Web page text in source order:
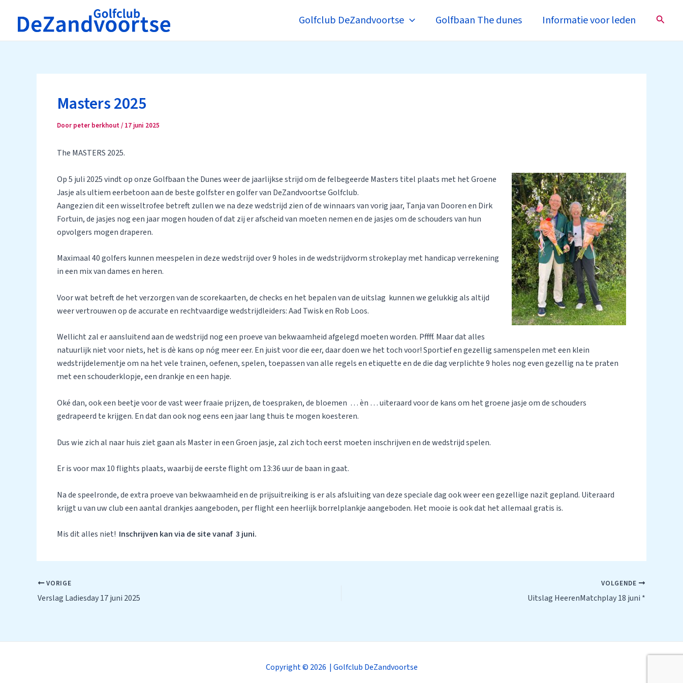
Golfclub DeZandvoortse Golfbaan The dunes Informatie voor leden Zoeken
Masters 2025
Door peter berkhout/ 17 juni 2025
The MASTERS 2025.
Op 5 juli 2025 vindt op onze Golfbaan the Dunes weer de jaarlijkse strijd om de felbegeerde Masters titel plaats met het Groene
Jasje als ultiem eerbetoon aan de beste golfster en golfer van DeZandvoortse Golfclub.
Aangezien dit een wisseltrofee betreft zullen we na deze wedstrijd zien of de winnaars van vorig jaar, Tanja van Dooren en Dirk
Fortuin, de jasjes nog een jaar mogen houden of dat zij er afscheid van moeten nemen en de jasjes om de schouders van hun
opvolgers mogen draperen.
Maximaal 40 golfers kunnen meespelen in deze wedstrijd over 9 holes in de wedstrijdvorm strokeplay met handicap verrekening
in een mix van dames en heren.
Voor wat betreft de het verzorgen van de scorekaarten, de checks en het bepalen van de uitslag kunnen we gelukkig als altijd
weer vertrouwen op de accurate en rechtvaardige wedstrijdleiders: Aad Twisk en Rob Loos.
Wellicht zal er aansluitend aan de wedstrijd nog een proeve van bekwaamheid afgelegd moeten worden. Pffff. Maar dat alles
natuurlijk niet voor niets, het is dè kans op nóg meer eer. En juist voor die eer, daar doen we het toch voor! Sportief en gezellig samenspelen met een klein
wedstrijdelementje om na het vele trainen, oefenen, spelen, toepassen van alle regels en etiquette en de die dag verplichte 9 holes nog even gezellig na te praten
met een schouderklopje, een drankje en een hapje.
Oké dan, ook een beetje voor de vast weer fraaie prijzen, de toespraken, de bloemen … èn … uiteraard voor de kans om het groene jasje om de schouders
gedrapeerd te krijgen. En dat dan ook nog eens een jaar lang thuis te mogen koesteren.
Dus wie zich al naar huis ziet gaan als Master in een Groen jasje, zal zich toch eerst moeten inschrijven en de wedstrijd spelen.
Er is voor max 10 flights plaats, waarbij de eerste flight om 13:36 uur de baan in gaat.
Na de speelronde, de extra proeve van bekwaamheid en de prijsuitreiking is er als afsluiting van deze speciale dag ook weer een gezellige nazit gepland. Uiteraard
krijgt u van uw club een aantal drankjes aangeboden, per flight een heerlijk borrelplankje aangeboden. Het mooie is ook dat het allemaal gratis is.
Mis dit alles niet! Inschrijven kan via de site vanaf 3 juni.
Bericht
navigatie
VORIGE
Verslag Ladiesday 17 juni 2025
VOLGENDE
Uitslag HeerenMatchplay 18 juni *
Copyright © 2026 | Golfclub DeZandvoortse